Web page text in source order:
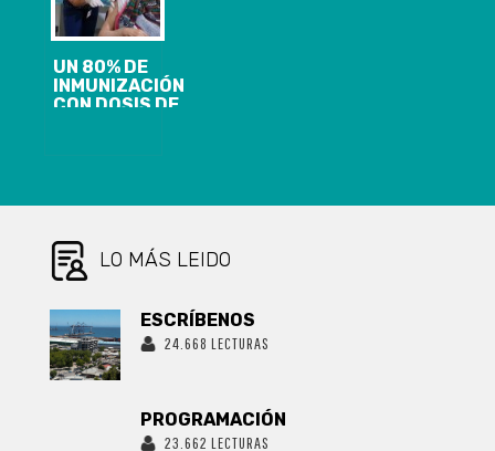
UN 80% DE
INMUNIZACIÓN
CON DOSIS DE
AÑOS EN LA
REGIÓN DEL
BIO BIO
LO MÁS LEIDO
ESCRÍBENOS
24.668 LECTURAS
PROGRAMACIÓN
23.662 LECTURAS